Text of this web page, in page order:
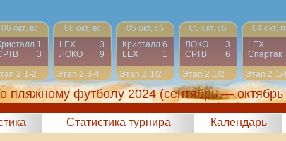
06 окт, вс
1
3
2 1-2
06 окт, вс
LEX
3
ЛОКО
9
Этап 2 3-4
05 окт, сб
Кристалл 6
LEX
1
Этап 2 1/2
05 окт, сб
ЛОКО
3
СРТВ
6
Этап 2 1/2
04 окт,
LEX
Спартак
Этап 2 1/
пляжному футболу 2024 (сентябрь —
Статистика турнира Календарь